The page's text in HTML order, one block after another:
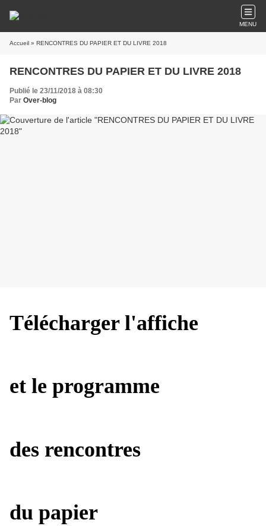
MENU
Accueil » RENCONTRES DU PAPIER ET DU LIVRE 2018
RENCONTRES DU PAPIER ET DU LIVRE 2018
Publié le 23/11/2018 à 08:30
Par Over-blog
Télécharger l'affiche
et le programme
des rencontres
du papier